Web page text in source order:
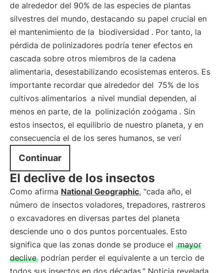
de alrededor del 90% de las especies de plantas
silvestres del mundo, destacando su papel crucial en
el mantenimiento de la biodiversidad . Por tanto, la
pérdida de polinizadores podría tener efectos en
cascada sobre otros miembros de la cadena
alimentaria, desestabilizando ecosistemas enteros. Es
importante recordar que alrededor del 75% de los
cultivos alimentarios a nivel mundial dependen, al
menos en parte, de la polinización zoógama . Sin
estos insectos, el equilibrio de nuestro planeta, y en
consecuencia el de los seres humanos, se verí
Continuar
El declive de los insectos
Como afirma National Geographic, "cada año, el
número de insectos voladores, trepadores, rastreros
o excavadores en diversas partes del planeta
desciende uno o dos puntos porcentuales. Esto
significa que las zonas donde se produce el mayor
declive podrían perder el equivalente a un tercio de
todos sus insectos en dos décadas." Noticia revelada